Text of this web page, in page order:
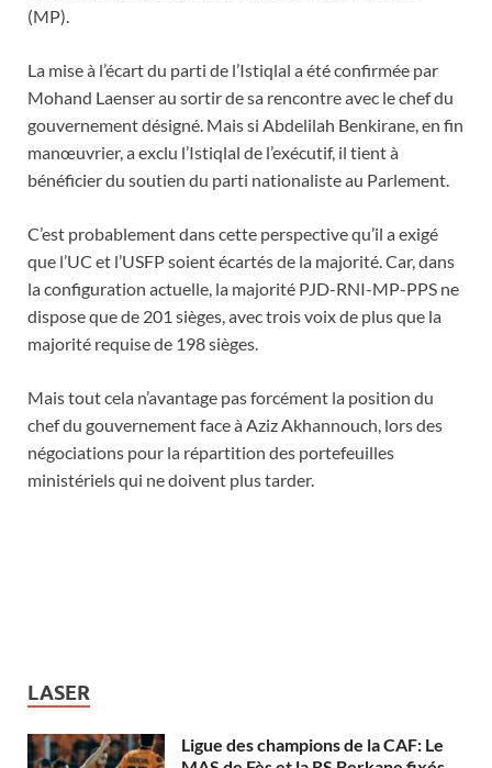
(MP).
La mise à l’écart du parti de l’Istiqlal a été confirmée par
Mohand Laenser au sortir de sa rencontre avec le chef du
gouvernement désigné. Mais si Abdelilah Benkirane, en fin
manœuvrier, a exclu l’Istiqlal de l’exécutif, il tient à
bénéficier du soutien du parti nationaliste au Parlement.
C’est probablement dans cette perspective qu’il a exigé
que l’UC et l’USFP soient écartés de la majorité. Car, dans
la configuration actuelle, la majorité PJD-RNI-MP-PPS ne
dispose que de 201 sièges, avec trois voix de plus que la
majorité requise de 198 sièges.
Mais tout cela n’avantage pas forcément la position du
chef du gouvernement face à Aziz Akhannouch, lors des
négociations pour la répartition des portefeuilles
ministériels qui ne doivent plus tarder.
LASER
Ligue des champions de la CAF: Le